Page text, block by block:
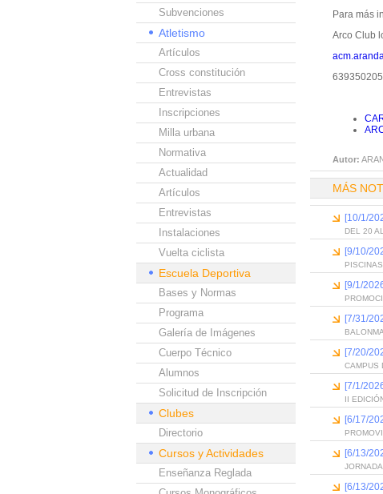
Subvenciones
Atletismo
Artículos
Cross constitución
Entrevistas
Inscripciones
Milla urbana
Normativa
Actualidad
Artículos
Entrevistas
Instalaciones
Vuelta ciclista
Escuela Deportiva
Bases y Normas
Programa
Galería de Imágenes
Cuerpo Técnico
Alumnos
Solicitud de Inscripción
Clubes
Directorio
Cursos y Actividades
Enseñanza Reglada
Para más
Arco Club
Autor:
MÁS
[10/1/
DEL 20
[9/10/
[9/1/
[7/31/
[7/20/
CAMPUS
[7/1/
II
[6/17/
[6/13/
[6/13/